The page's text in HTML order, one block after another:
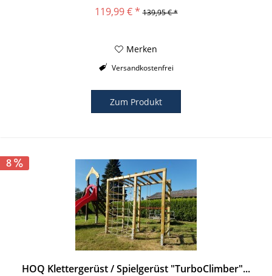
119,99 € * 139,95 € *
Merken
Versandkostenfrei
Zum Produkt
8
HOQ Klettergerüst / Spielgerüst "TurboClimber"...